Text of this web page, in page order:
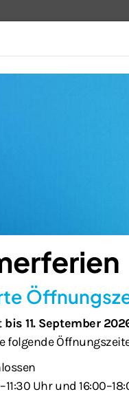
bis 11. September
folgende
Uhr und